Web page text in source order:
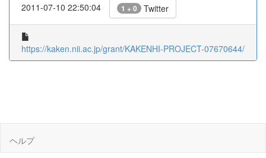
2011-07-10 22:50:04 1 + 0 Twitter
https://kaken.nii.ac.jp/grant/KAKENHI-PROJECT-07670644/
ヘルプ